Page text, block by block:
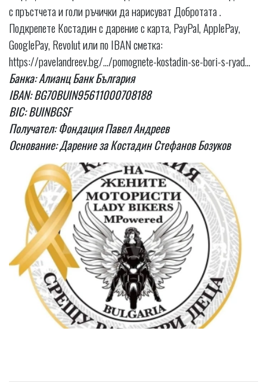
с пръстчета и голи ръчички да нарисуват Добротата .
Подкрепете Костадин с дарение с карта, PayPal, ApplePay,
GooglePay, Revolut или по IBAN сметка:
https://pavelandreev.bg/…/pomognete-kostadin-se-bori-s-ryad…
Банка: Алианц Банк България
IBAN: BG70BUIN95611000708188
BIC: BUINBGSF
Получател: Фондация Павел Андреев
Основание: Дарение за Костадин Стефанов Бозуков